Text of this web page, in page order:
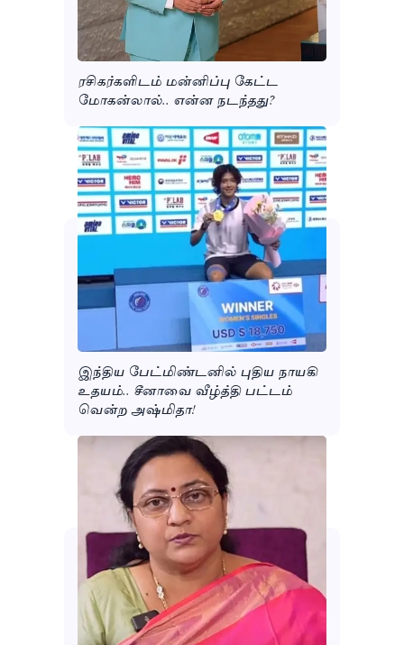
ரசிகர்களிடம் மன்னிப்பு கேட்ட
மோகன்லால்.. என்ன நடந்தது?
இந்திய பேட்மிண்டனில் புதிய நாயகி
உதயம்.. சீனாவை வீழ்த்தி பட்டம்
வென்ற அஷ்மிதா!